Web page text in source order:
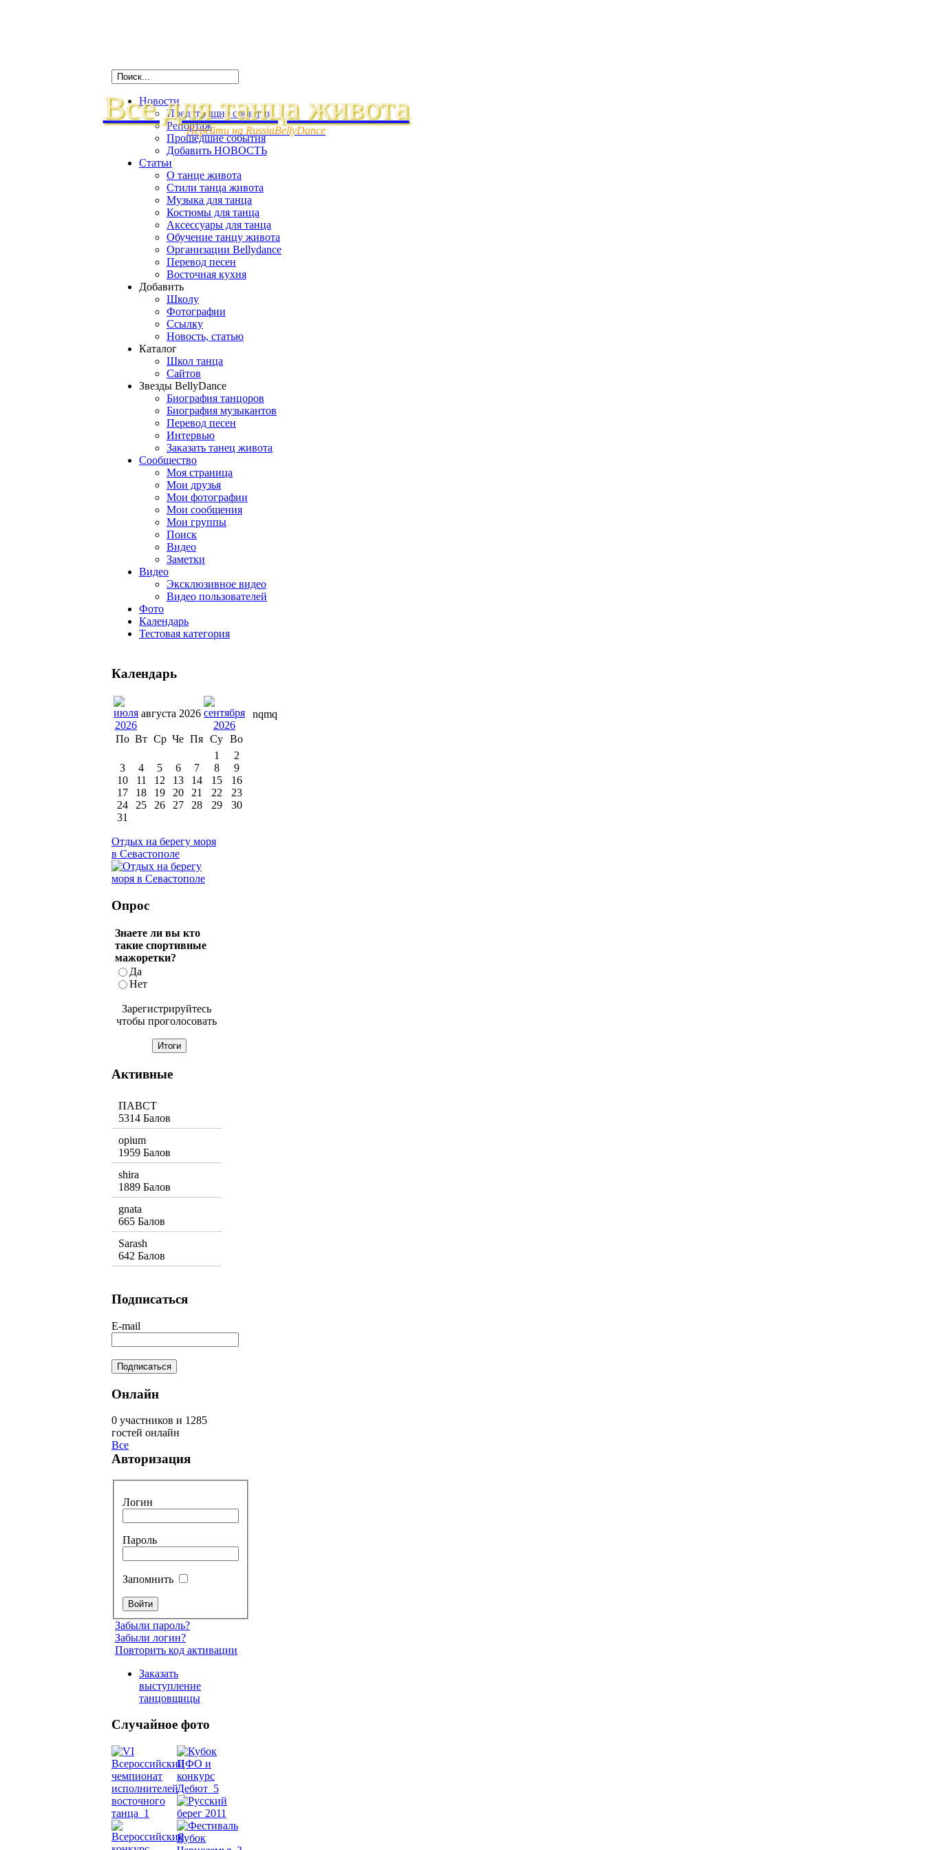
Все для танца живота
Перейти на RussiaBellyDance
Новости
Предстоящие события
Репортаж
Прошедшие события
Добавить НОВОСТЬ
Статьи
О танце живота
Стили танца живота
Музыка для танца
Костюмы для танца
Аксессуары для танца
Обучение танцу живота
Организации Bellydance
Перевод песен
Восточная кухня
Добавить
Школу
Фотографии
Ссылку
Новость, статью
Каталог
Школ танца
Сайтов
Звезды BellyDance
Биография танцоров
Биография музыкантов
Перевод песен
Интервью
Заказать танец живота
Сообщество
Моя страница
Мои друзья
Мои фотографии
Мои сообщения
Мои группы
Поиск
Видео
Заметки
Видео
Эксклюзивное видео
Видео пользователей
Фото
Календарь
Тестовая категория
nqmq
Календарь
августа 2026
По Вт Ср Че Пя Су Во
1
2
3
4 5 6 7 8
9
10
11 12 13 14 15
16
17
18 19 20 21 22
23
24
25 26 27 28 29
30
31
Отдых на берегу моря
в Севастополе
Опрос
Знаете ли вы кто
такие спортивные
мажоретки?
Да
Нет
Зарегистрируйтесь
чтобы проголосовать
Активные
ПАВСТ
5314 Балов
opium
1959 Балов
shira
1889 Балов
gnata
665 Балов
Sarash
642 Балов
Подписаться
E-mail
Онлайн
0 участников и 1285
гостей онлайн
Все
Авторизация
Логин
Пароль
Запомнить
Забыли пароль?
Забыли логин?
Повторить код активации
Заказать
выступление
танцовщицы
Случайное фото